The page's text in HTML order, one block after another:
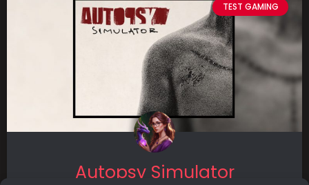
TEST GAMING
Autopsy Simulator